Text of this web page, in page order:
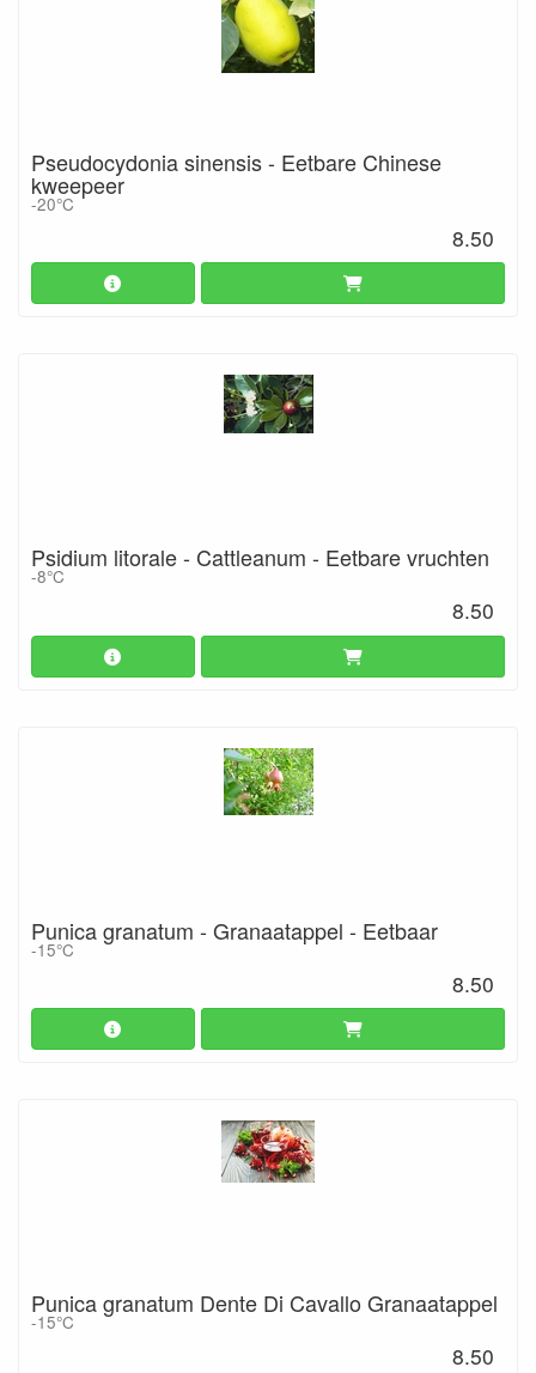
Pseudocydonia sinensis - Eetbare Chinese
kweepeer
-20°C
8.50
Psidium litorale - Cattleanum - Eetbare vruchten
-8°C
8.50
Punica granatum - Granaatappel - Eetbaar
-15°C
8.50
Punica granatum Dente Di Cavallo Granaatappel
-15°C
8.50